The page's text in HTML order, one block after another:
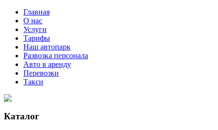
Главная
О нас
Услуги
Тарифы
Наш автопарк
Развозка персонала
Авто в аренду
Перевозки
Такси
Каталог